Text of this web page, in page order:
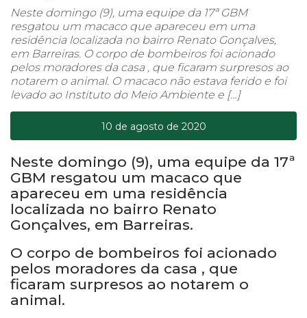
Neste domingo (9), uma equipe da 17ª GBM
resgatou um macaco que apareceu em uma
residência localizada no bairro Renato Gonçalves,
em Barreiras. O corpo de bombeiros foi acionado
pelos moradores da casa , que ficaram surpresos ao
notarem o animal. O macaco não estava ferido e foi
levado ao Instituto do Meio Ambiente e […]
10 de agosto de 2020
Neste domingo (9), uma equipe da 17ª
GBM resgatou um macaco que
apareceu em uma residência
localizada no bairro Renato
Gonçalves, em Barreiras.
O corpo de bombeiros foi acionado
pelos moradores da casa , que
ficaram surpresos ao notarem o
animal.